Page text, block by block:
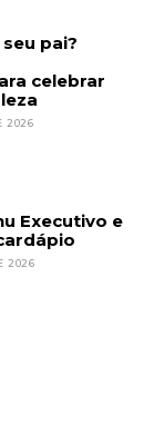
pai?
celebrar
2026
Executivo e
2026